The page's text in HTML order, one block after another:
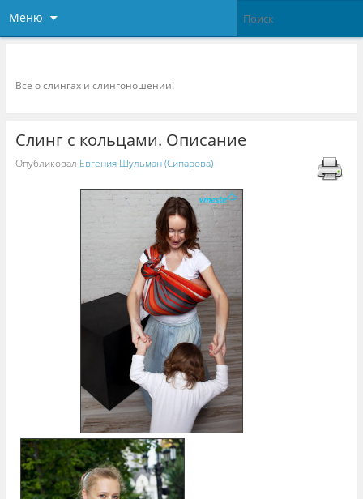
Меню
Всё о слингах и слингоношении!
Слинг с кольцами. Описание
Опубликовал Евгения Шульман (Сипарова)